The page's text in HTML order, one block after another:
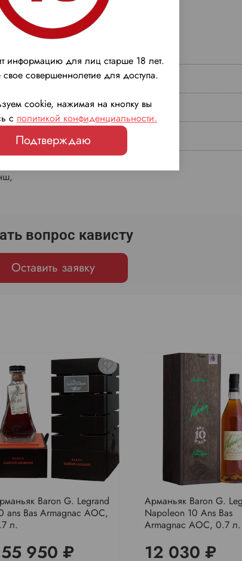
Регион
Тип бочек
Класс
вопрос кависту
Оставить заявку
Baron G. Legrand
ans Bas Armagnac AOC,
л.
950 ₽
Арманьяк Baron G.
Napoleon 10 Ans Bas
Armagnac AOC, 0.7 л.
12 030 ₽
информацию для лиц старше 18 лет.
свое совершеннолетие для доступа.
cookie, нажимая на кнопку вы
с политикой конфиденциальности.
Подтверждаю